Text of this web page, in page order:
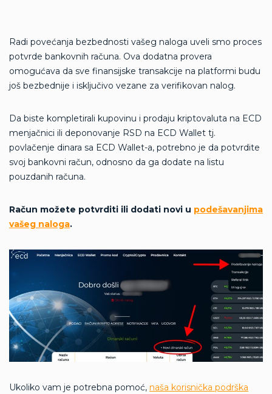
Radi povećanja bezbednosti vašeg naloga uveli smo proces
potvrde bankovnih računa. Ova dodatna provera
omogućava da sve finansijske transakcije na platformi budu
još bezbednije i isključivo vezane za verifikovan nalog.
Da biste kompletirali kupovinu i prodaju kriptovaluta na ECD
menjačnici ili deponovanje RSD na ECD Wallet tj.
povlačenje dinara sa ECD Wallet-a, potrebno je da potvrdite
svoj bankovni račun, odnosno da ga dodate na listu
pouzdanih računa.
Račun možete potvrditi ili dodati novi u podešavanjima
vašeg naloga.
Ukoliko vam je potrebna pomoć, naša korisnička podrška